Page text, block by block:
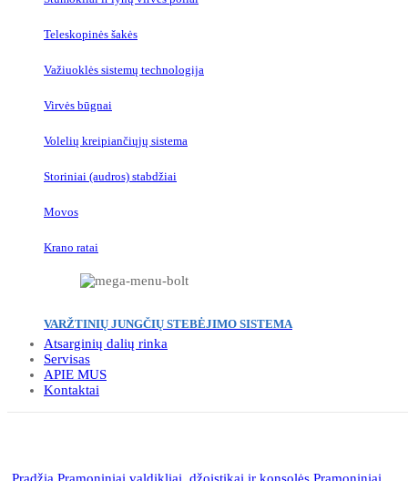
Teleskopinės šakės
Važiuoklės sistemų technologija
Virvės būgnai
Volelių kreipiančiųjų sistema
Storiniai (audros) stabdžiai
Movos
Krano ratai
VARŽTINIŲ JUNGČIŲ STEBĖJIMO SISTEMA
Atsarginių dalių rinka
Servisas
APIE MUS
Kontaktai